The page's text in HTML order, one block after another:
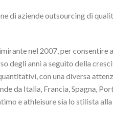
di aziende outsourcing di
nel 2007, per
degli anni a seguito della
con una diversa
da Italia, Francia, Spagna,
e athleisure sia lo stilista